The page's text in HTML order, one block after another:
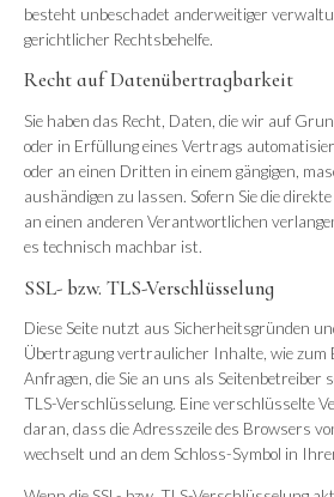
besteht unbeschadet anderweitiger
gerichtlicher Rechtsbehelfe.
Recht auf Datenübertragbarkeit
Sie haben das Recht, Daten, die wir auf
oder in Erfüllung eines Vertrags
oder an einen Dritten in einem gängigen,
aushändigen zu lassen. Sofern Sie die
an einen anderen Verantwortlichen
es technisch machbar ist.
SSL- bzw. TLS-Verschlüsselung
Diese Seite nutzt aus Sicherheitsgründen
Übertragung vertraulicher Inhalte, wie zum
Anfragen, die Sie an uns als Seitenbetreiber
TLS-Verschlüsselung. Eine verschlüsselte
daran, dass die Adresszeile des Browsers
wechselt und an dem Schloss-Symbol in